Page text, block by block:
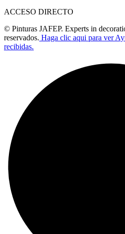
ACCESO DIRECTO
© Pinturas JAFEP. Experts in
reservados. Haga clic aqui para ver
recibidas.